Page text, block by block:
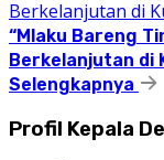
“Mlaku Bareng
Berkelanjutan di
Selengkapnya
Profil Kepala